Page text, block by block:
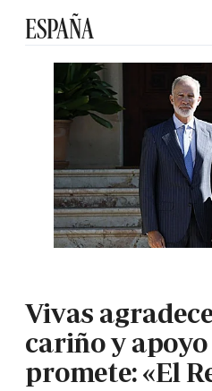
ESPAÑA
Vivas
cariño y apoyo
promete: «El